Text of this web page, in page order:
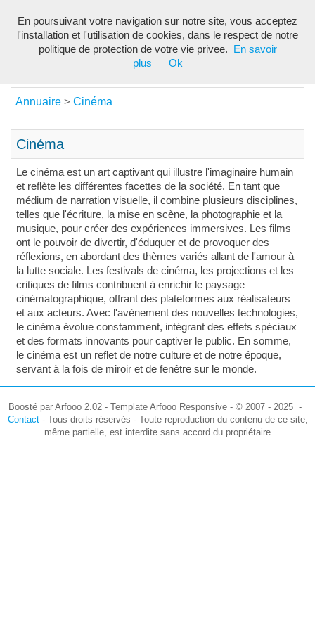
Annuaire > Cinéma
Cinéma
Le cinéma est un art captivant qui illustre l'imaginaire humain
et reflète les différentes facettes de la société. En tant que
médium de narration visuelle, il combine plusieurs disciplines,
telles que l'écriture, la mise en scène, la photographie et la
musique, pour créer des expériences immersives. Les films
ont le pouvoir de divertir, d'éduquer et de provoquer des
réflexions, en abordant des thèmes variés allant de l'amour à
la lutte sociale. Les festivals de cinéma, les projections et les
critiques de films contribuent à enrichir le paysage
cinématographique, offrant des plateformes aux réalisateurs
et aux acteurs. Avec l'avènement des nouvelles technologies,
le cinéma évolue constamment, intégrant des effets spéciaux
et des formats innovants pour captiver le public. En somme,
le cinéma est un reflet de notre culture et de notre époque,
servant à la fois de miroir et de fenêtre sur le monde.
Boosté par Arfooo 2.02 - Template Arfooo Responsive - © 2007 - 2025 -
Contact- Tous droits réservés - Toute reproduction du contenu de ce site,
même partielle, est interdite sans accord du propriétaire
En poursuivant votre navigation sur notre site, vous acceptez
l'installation et l'utilisation de cookies, dans le respect de notre
politique de protection de votre vie privee.
En savoir
plus
Ok